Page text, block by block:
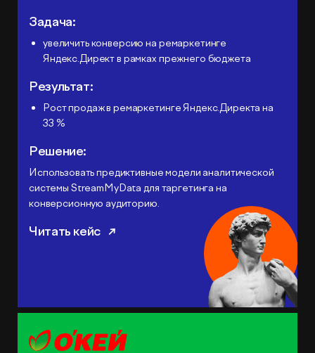
Задача:
увеличить конверсию на ремаркетинге
Яндекс.Директ в рамках прежнего бюджета
Результат:
Рост продаж в ремаркетинге Яндекс.Директа на
33 %
Решение:
Использовать предиктивные модели аналитической
системы StreamMyData для таргетинга на
конверсионную аудиторию.
Читать кейс